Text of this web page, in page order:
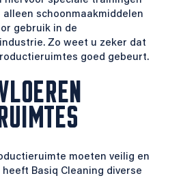
schoonmaakmiddelen
gebruik in de
Zo weet u zeker dat
goed gebeurt.
moeten veilig en
Basiq Cleaning diverse